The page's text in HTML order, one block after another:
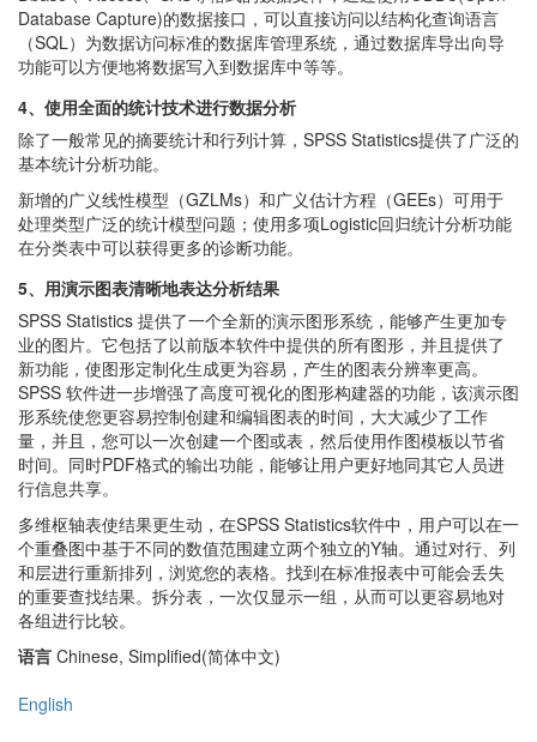
Database Capture)的数据接口，可以直接访问以结构化查询语言
（SQL）为数据访问标准的数据库管理系统，通过数据库导出向导
功能可以方便地将数据写入到数据库中等等。
4、使用全面的统计技术进行数据分析
除了一般常见的摘要统计和行列计算，SPSS Statistics提供了广泛的
基本统计分析功能。
新增的广义线性模型（GZLMs）和广义估计方程（GEEs）可用于
处理类型广泛的统计模型问题；使用多项Logistic回归统计分析功能
在分类表中可以获得更多的诊断功能。
5、用演示图表清晰地表达分析结果
SPSS Statistics 提供了一个全新的演示图形系统，能够产生更加专
业的图片。它包括了以前版本软件中提供的所有图形，并且提供了
新功能，使图形定制化生成更为容易，产生的图表分辨率更高。
SPSS 软件进一步增强了高度可视化的图形构建器的功能，该演示图
形系统使您更容易控制创建和编辑图表的时间，大大减少了工作
量，并且，您可以一次创建一个图或表，然后使用作图模板以节省
时间。同时PDF格式的输出功能，能够让用户更好地同其它人员进
行信息共享。
多维枢轴表使结果更生动，在SPSS Statistics软件中，用户可以在一
个重叠图中基于不同的数值范围建立两个独立的Y轴。通过对行、列
和层进行重新排列，浏览您的表格。找到在标准报表中可能会丢失
的重要查找结果。拆分表，一次仅显示一组，从而可以更容易地对
各组进行比较。
语言 Chinese, Simplified(简体中文)
English